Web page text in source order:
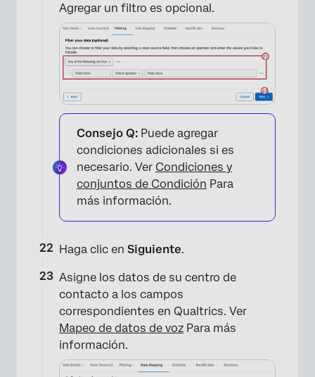
Agregar un filtro es opcional.
Consejo Q: Puede agregar
condiciones adicionales si es
necesario. Ver Condiciones y
conjuntos de Condición Para
más información.
Haga clic en Siguiente.
Asigne los datos de su centro de
contacto a los campos
correspondientes en Qualtrics. Ver
Mapeo de datos de voz Para más
información.